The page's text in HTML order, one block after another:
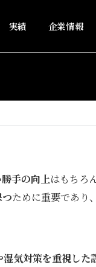
実績 企業情報
手の向上はもちろん
ために重要であり
湿気対策を重視した